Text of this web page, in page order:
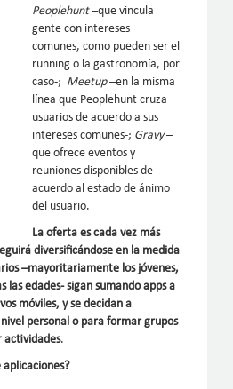
Peoplehunt–que vincula
gente con intereses
comunes, como pueden ser el
running o la gastronomía, por
caso-; Meetup–en la misma
línea que Peoplehunt cruza
usuarios de acuerdo a sus
intereses comunes-; Gravy–
que ofrece eventos y
reuniones disponibles de
acuerdo al estado de ánimo
del usuario.
La oferta es cada vez más
diversificándose en la medida
–mayoritariamente los jóvenes,
las edades- sigan sumando apps a
móviles, y se decidan a
personal o para formar grupos
actividades.
aplicaciones?